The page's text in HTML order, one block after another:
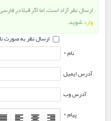
ارسال نظر آزاد است، اما اگر قبلا در
واردشوید.
ارسال نظر به صورت
نام *
آدرس ایمیل
آدرس وب
پیام *